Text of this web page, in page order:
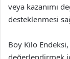
veya kazanımı
desteklenmesi
Boy Kilo
değerlendirmek